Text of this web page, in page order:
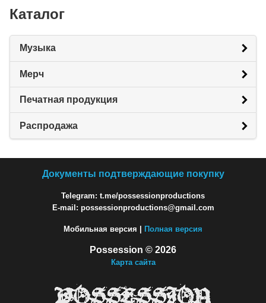
Каталог
Музыка
Мерч
Печатная продукция
Распродажа
Документы подтверждающие покупку
Telegram: t.me/possessionproductions
E-mail: possessionproductions@gmail.com
Мобильная версия | Полная версия
Possession © 2026
Карта сайта